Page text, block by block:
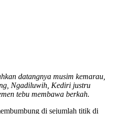
datangnya musim kemarau,
Ngadiluwih, Kediri justru
tebu membawa berkah.
di sejumlah titik di